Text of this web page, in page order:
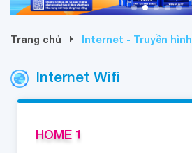
Trang chủ Internet - Truyền hình
Internet Wifi
HOME 1